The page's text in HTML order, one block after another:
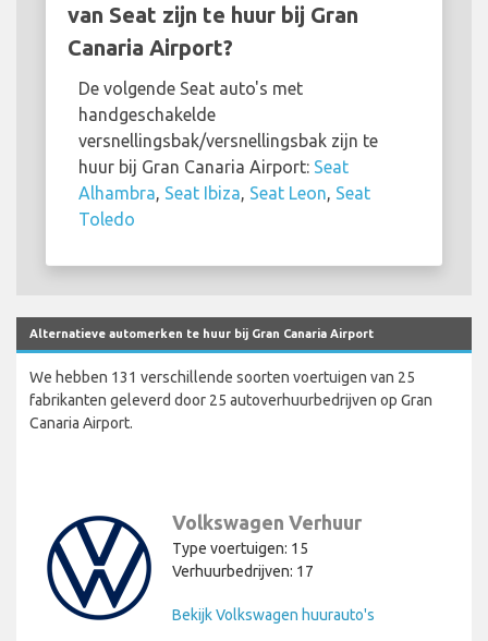
van Seat zijn te huur bij Gran
Canaria Airport?
De volgende Seat auto's met
handgeschakelde
versnellingsbak/versnellingsbak zijn te
huur bij Gran Canaria Airport: Seat
Alhambra, Seat Ibiza, Seat Leon, Seat
Toledo
Alternatieve automerken te huur bij Gran Canaria Airport
We hebben 131 verschillende soorten voertuigen van 25
fabrikanten geleverd door 25 autoverhuurbedrijven op Gran
Canaria Airport.
Volkswagen Verhuur
Type voertuigen: 15
Verhuurbedrijven: 17
Bekijk Volkswagen huurauto's